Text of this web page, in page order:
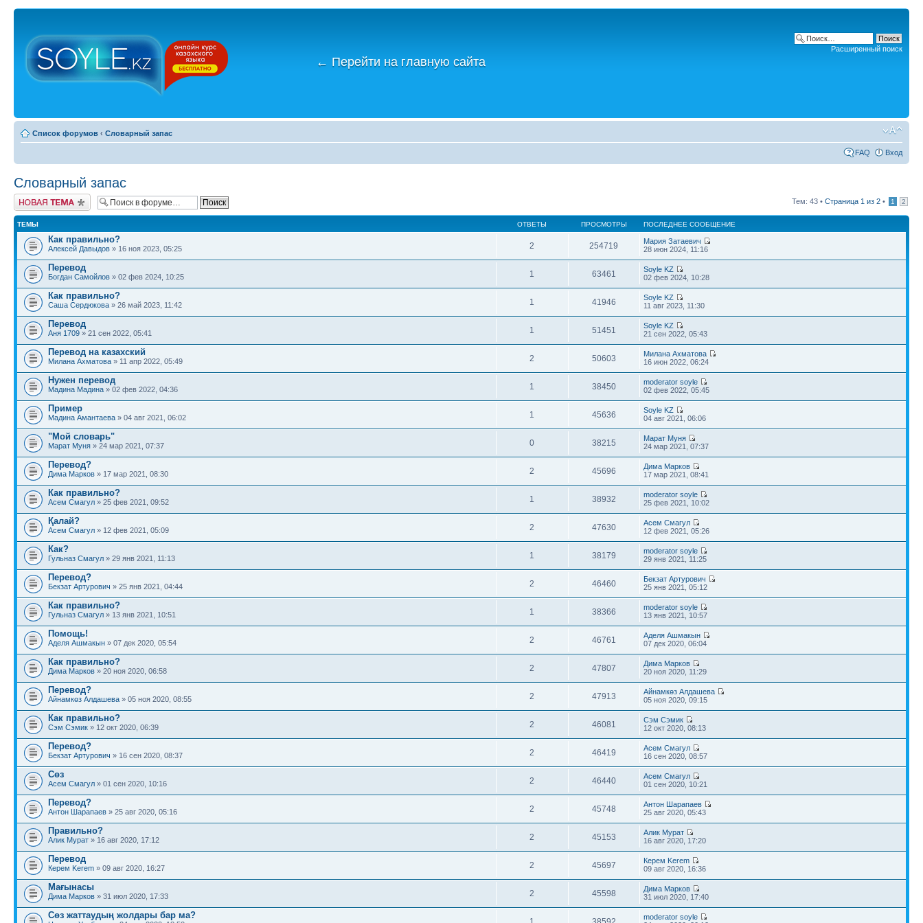
← Перейти на главную сайта
Расширенный поиск
Список форумов ‹ Словарный запас
FAQ Вход
Словарный запас
Новая тема Тем: 43 • Страница 1 из 2 • 1 2
ТЕМЫ ОТВЕТЫ ПРОСМОТРЫ ПОСЛЕДНЕЕ СООБЩЕНИЕ
Как правильно?
Алексей Давыдов » 16 ноя 2023, 05:25 2 254719
Мария Затаевич
28 июн 2024, 11:16
Перевод
Богдан Самойлов » 02 фев 2024, 10:25 1 63461
Soyle KZ
02 фев 2024, 10:28
Как правильно?
Саша Сердюкова » 26 май 2023, 11:42 1 41946
Soyle KZ
11 авг 2023, 11:30
Перевод
Аня 1709 » 21 сен 2022, 05:41 1 51451
Soyle KZ
21 сен 2022, 05:43
Перевод на казахский
Милана Ахматова » 11 апр 2022, 05:49 2 50603
Милана Ахматова
16 июн 2022, 06:24
Нужен перевод
Мадина Мадина » 02 фев 2022, 04:36 1 38450
moderator soyle
02 фев 2022, 05:45
Пример
Мадина Амантаева » 04 авг 2021, 06:02 1 45636
Soyle KZ
04 авг 2021, 06:06
"Мой словарь"
Марат Муня » 24 мар 2021, 07:37 0 38215
Марат Муня
24 мар 2021, 07:37
Перевод?
Дима Марков » 17 мар 2021, 08:30 2 45696
Дима Марков
17 мар 2021, 08:41
Как правильно?
Асем Смагул » 25 фев 2021, 09:52 1 38932
moderator soyle
25 фев 2021, 10:02
Қалай?
Асем Смагул » 12 фев 2021, 05:09 2 47630
Асем Смагул
12 фев 2021, 05:26
Как?
Гульназ Смагул » 29 янв 2021, 11:13 1 38179
moderator soyle
29 янв 2021, 11:25
Перевод?
Бекзат Артурович » 25 янв 2021, 04:44 2 46460
Бекзат Артурович
25 янв 2021, 05:12
Как правильно?
Гульназ Смагул » 13 янв 2021, 10:51 1 38366
moderator soyle
13 янв 2021, 10:57
Помощь!
Аделя Ашмакын » 07 дек 2020, 05:54 2 46761
Аделя Ашмакын
07 дек 2020, 06:04
Как правильно?
Дима Марков » 20 ноя 2020, 06:58 2 47807
Дима Марков
20 ноя 2020, 11:29
Перевод?
Айнамкөз Алдашева » 05 ноя 2020, 08:55 2 47913
Айнамкөз Алдашева
05 ноя 2020, 09:15
Как правильно?
Сэм Сэмик » 12 окт 2020, 06:39 2 46081
Сэм Сэмик
12 окт 2020, 08:13
Перевод?
Бекзат Артурович » 16 сен 2020, 08:37 2 46419
Асем Смагул
16 сен 2020, 08:57
Сөз
Асем Смагул » 01 сен 2020, 10:16 2 46440
Асем Смагул
01 сен 2020, 10:21
Перевод?
Антон Шарапаев » 25 авг 2020, 05:16 2 45748
Антон Шарапаев
25 авг 2020, 05:43
Правильно?
Алик Мурат » 16 авг 2020, 17:12 2 45153
Алик Мурат
16 авг 2020, 17:20
Перевод
Керем Kerem » 09 авг 2020, 16:27 2 45697
Керем Kerem
09 авг 2020, 16:36
Мағынасы
Дима Марков » 31 июл 2020, 17:33 2 45598
Дима Марков
31 июл 2020, 17:40
Сөз жаттаудың жолдары бар ма?
moderator soyle